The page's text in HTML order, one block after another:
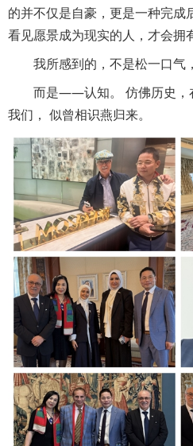
的并不仅是自豪，更是一种完
看见愿景成为现实的人，才会拥
我所感到的，不是松一口气
而是——认知。 仿佛历史，
我们， 似曾相识燕归来。